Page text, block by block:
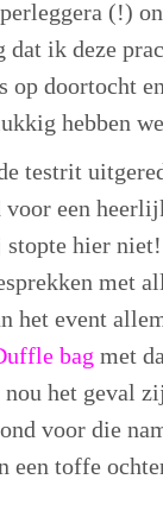
(!)
dat ik deze
op doortocht
hebben
testrit
voor een
hier
met
het event
bag met
het geval
voor die
een toffe